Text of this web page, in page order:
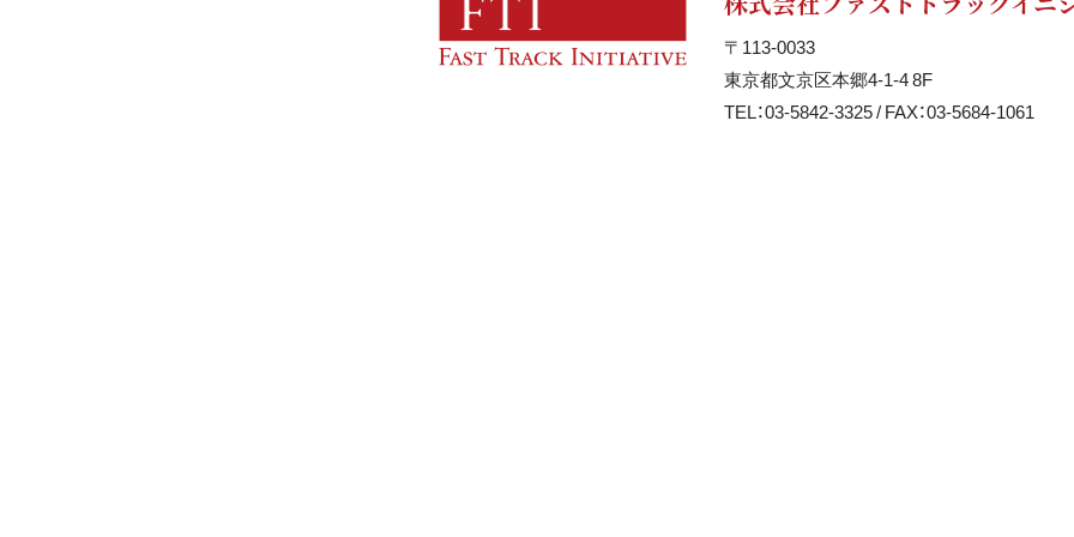
〒113-0033
東京都文京区本郷4-1-4 8F
TEL：03-5842-3325 / FAX：03-5684-1061